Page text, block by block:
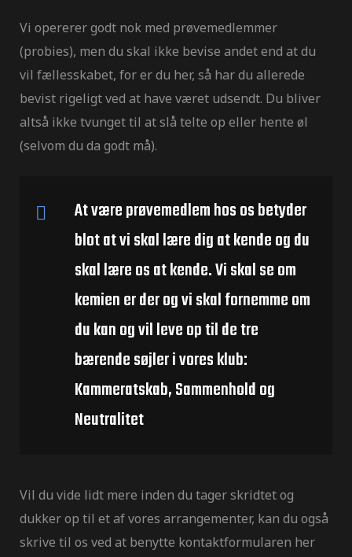
Vi opererer godt nok med prøvemedlemmer
(probies), men du skal ikke bevise andet end at du
vil fællesskabet, for er du her, så har du allerede
bevist rigeligt ved at have været udsendt. Du bliver
altså ikke tvunget til at slå telte op eller hente øl
(selvom du da godt må).
At være prøvemedlem hos os betyder
blot at vi skal lære dig at kende og du
skal lære os at kende. Vi skal se om
kemien er der og vi skal fornemme om
du kan og vil leve op til de tre
bærende søjler i vores klub:
Kammeratskab, Sammenhold og
Neutralitet
Vil du vide lidt mere inden du tager skridtet og
dukker op til et af vores arrangementer, kan du også
skrive til os ved at benytte kontaktformularen her